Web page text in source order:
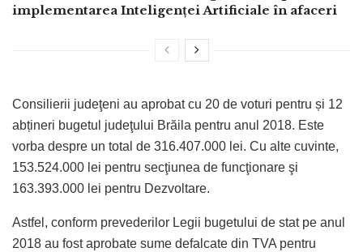
implementarea Inteligenței Artificiale în afaceri
Consilierii judeţeni au aprobat cu 20 de voturi pentru și 12
abțineri bugetul judeţului Brăila pentru anul 2018. Este
vorba despre un total de 316.407.000 lei. Cu alte cuvinte,
153.524.000 lei pentru secţiunea de funcţionare şi
163.393.000 lei pentru Dezvoltare.
Astfel, conform prevederilor Legii bugetului de stat pe anul
2018 au fost aprobate sume defalcate din TVA pentru